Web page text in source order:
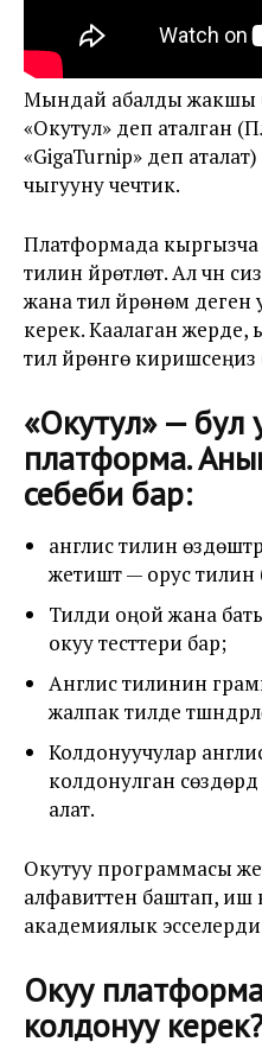
Мындай абалды жакшы
«Окутул» деп аталган
«GigaTurnip» деп
чыгууну чечтик.
Платформада кыргызча
тилин үйрөтүлөт. Ал үчүн
жана тил үйрөнөм деген
керек. Каалаган жерде,
тил үйрөнүүгө
«Окутул» — бул
платформа.
себеби бар:
англис тилин
жетиштүү — орус тилин
Тилди оңой жана
окуу тесттери бар;
Англис тилинин
жалпак тилде
Колдонуучулар
колдонулган
алат.
Окутуу программасы
алфавиттен баштап, иш
академиялык
Окуу
колдонуу керек?